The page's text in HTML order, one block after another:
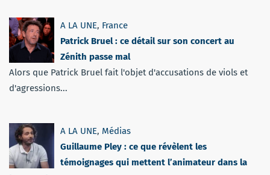
A LA UNE, France
Patrick Bruel : ce détail sur son concert au
Zénith passe mal
Alors que Patrick Bruel fait l'objet d'accusations de viols et
d'agressions...
A LA UNE, Médias
Guillaume Pley : ce que révèlent les
témoignages qui mettent l’animateur dans la